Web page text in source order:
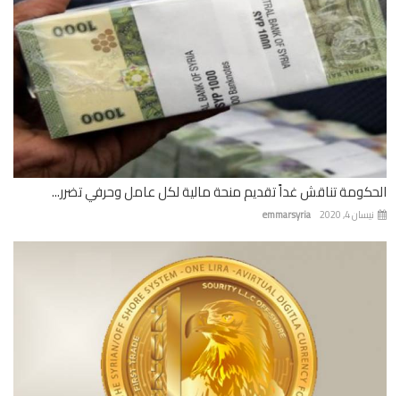
تناقش غداً تقديم منحة مالية لكل عامل وحرفي تضرر...
emmarsyria 4, 2020